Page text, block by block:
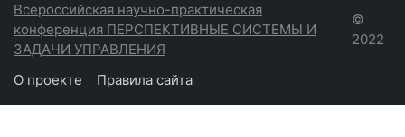
Всероссийская научно-практическая
конференция ПЕРСПЕКТИВНЫЕ СИСТЕМЫ И
ЗАДАЧИ УПРАВЛЕНИЯ
©
2022
О проекте Правила сайта